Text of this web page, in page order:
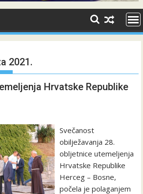
2021.
Hrvatske Republike
Svečanost
obilježavanja 28.
obljetnice utemeljenja
Hrvatske Republike
Herceg – Bosne,
počela je polaganjem